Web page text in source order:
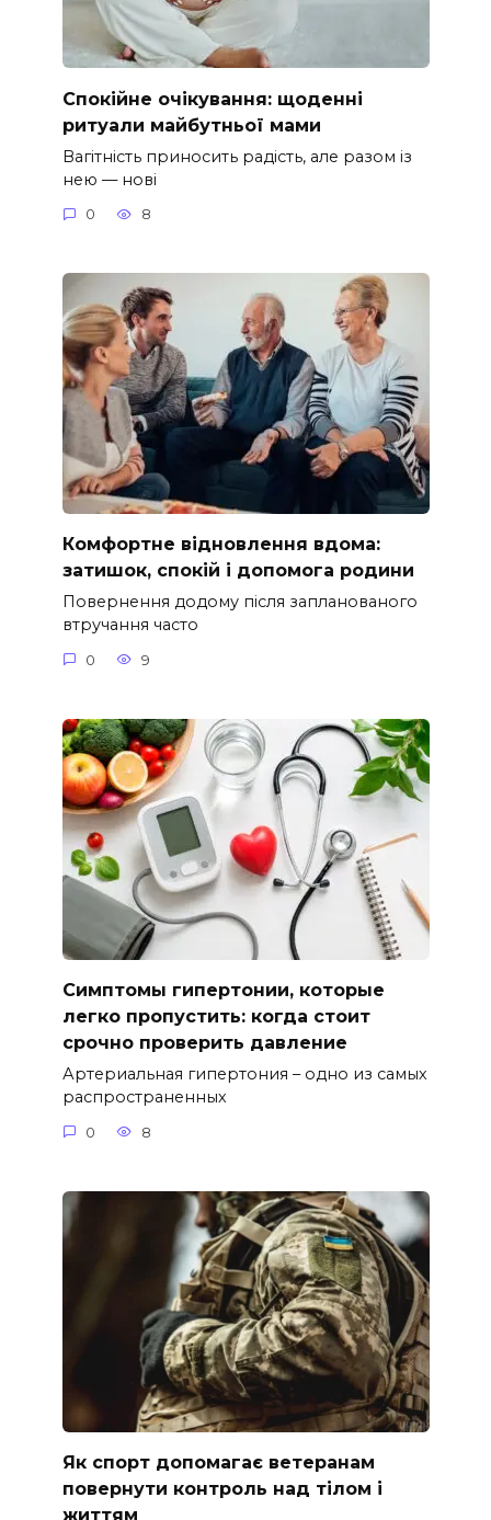
Спокійне очікування: щоденні
ритуали майбутньої мами
Вагітність приносить радість, але разом із
нею — нові
0 8
Комфортне відновлення вдома:
затишок, спокій і допомога родини
Повернення додому після запланованого
втручання часто
0 9
Симптомы гипертонии, которые
легко пропустить: когда стоит
срочно проверить давление
Артериальная гипертония – одно из самых
распространенных
0 8
Як спорт допомагає ветеранам
повернути контроль над тілом і
життям